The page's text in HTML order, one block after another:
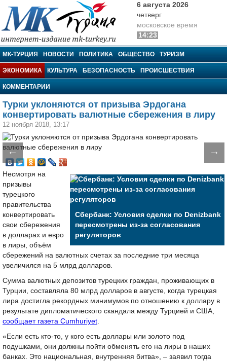
МК-Турция
6 августа 2026
четверг
московское время
14:23
МК-ТУРЦИЯ НОВОСТИ ПОЛИТИКА ОБЩЕСТВО ТУРИЗМ
ЭКОНОМИКА КУЛЬТУРА БЕЗОПАСНОСТЬ ПРОИСШЕСТВИЯ
КОММЕНТАРИИ
Турки уклоняются от призыва Эрдогана
конвертировать валютные сбережения в лиру
12 ноября 2018, 13:17
← →
Сбербанк: Условия сделки по Denizbank
пересмотрены из-за согласования
регуляторов
Несмотря на
призывы
турецкого
правительства
конвертировать
свои сбережения
в долларах и евро
в лиры, объём
сбережений на валютных счетах за последние три месяца
увеличился на 5 млрд долларов.
Сумма валютных депозитов турецких граждан, проживающих в
Турции, составляла 80 млрд долларов в августе, когда турецкая
лира достигла рекордных минимумов по отношению к доллару в
результате дипломатического скандала между Турцией и США,
сообщает газета Cumhuriyet.
«Если есть кто-то, у кого есть доллары или золото под
подушками, они должны пойти обменять его на лиры в наших
банках. Это национальная, внутренняя битва», – заявил тогда